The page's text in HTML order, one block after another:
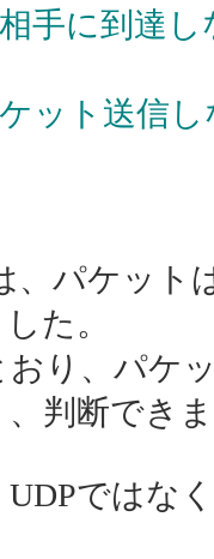
に到達し
ト送信し
、パケッ
た。
り、パケ
、判断でき
ではな